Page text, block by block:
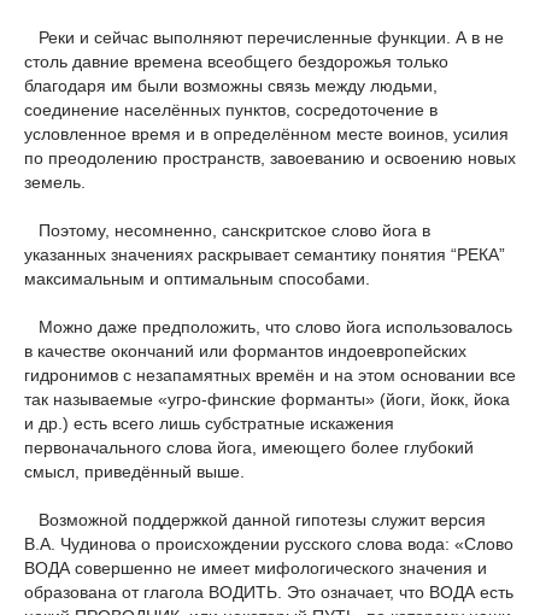
Реки и сейчас выполняют перечисленные функции. А в не
столь давние времена всеобщего бездорожья только
благодаря им были возможны связь между людьми,
соединение населённых пунктов, сосредоточение в
условленное время и в определённом месте воинов, усилия
по преодолению пространств, завоеванию и освоению новых
земель.
Поэтому, несомненно, санскритское слово йога в
указанных значениях раскрывает семантику понятия “РЕКА”
максимальным и оптимальным способами.
Можно даже предположить, что слово йога использовалось
в качестве окончаний или формантов индоевропейских
гидронимов с незапамятных времён и на этом основании все
так называемые «угро-финские форманты» (йоги, йокк, йока
и др.) есть всего лишь субстратные искажения
первоначального слова йога, имеющего более глубокий
смысл, приведённый выше.
Возможной поддержкой данной гипотезы служит версия
В.А. Чудинова о происхождении русского слова вода: «Слово
ВОДА совершенно не имеет мифологического значения и
образована от глагола ВОДИТЬ. Это означает, что ВОДА есть